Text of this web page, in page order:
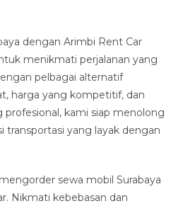
dengan Arimbi Rent Car
menikmati perjalanan yang
pelbagai alternatif
harga yang kompetitif, dan
profesional, kami siap menolong
transportasi yang layak dengan
sewa mobil Surabaya
Nikmati kebebasan dan